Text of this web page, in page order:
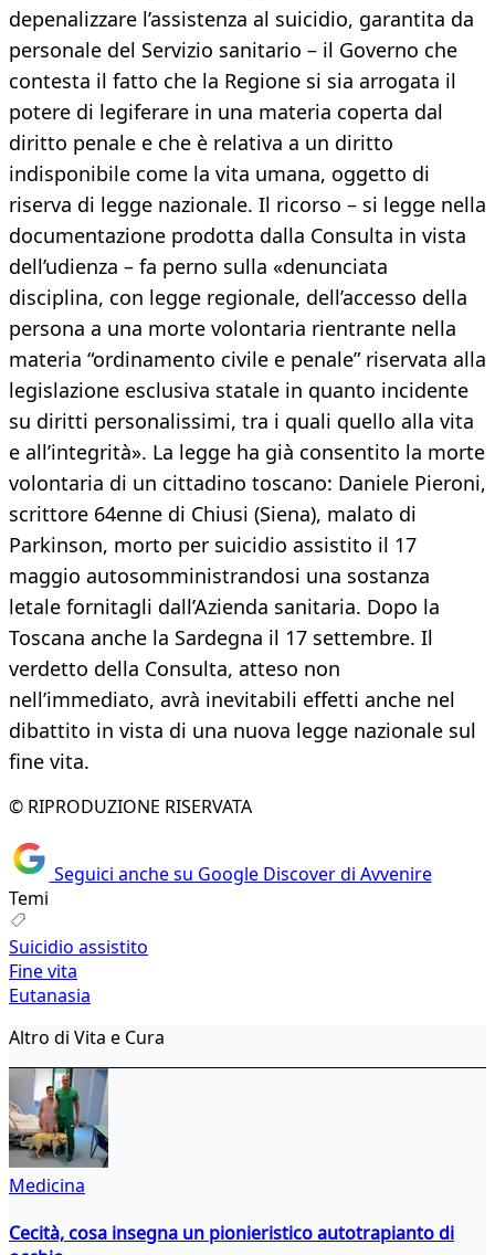
depenalizzare l’assistenza al suicidio, garantita da
personale del Servizio sanitario – il Governo che
contesta il fatto che la Regione si sia arrogata il
potere di legiferare in una materia coperta dal
diritto penale e che è relativa a un diritto
indisponibile come la vita umana, oggetto di
riserva di legge nazionale. Il ricorso – si legge nella
documentazione prodotta dalla Consulta in vista
dell’udienza – fa perno sulla «denunciata
disciplina, con legge regionale, dell’accesso della
persona a una morte volontaria rientrante nella
materia “ordinamento civile e penale” riservata alla
legislazione esclusiva statale in quanto incidente
su diritti personalissimi, tra i quali quello alla vita
e all’integrità». La legge ha già consentito la morte
volontaria di un cittadino toscano: Daniele Pieroni,
scrittore 64enne di Chiusi (Siena), malato di
Parkinson, morto per suicidio assistito il 17
maggio autosomministrandosi una sostanza
letale fornitagli dall’Azienda sanitaria. Dopo la
Toscana anche la Sardegna il 17 settembre. Il
verdetto della Consulta, atteso non
nell’immediato, avrà inevitabili effetti anche nel
dibattito in vista di una nuova legge nazionale sul
fine vita.
© RIPRODUZIONE RISERVATA
Seguici anche su Google Discover di Avvenire
Temi
Suicidio assistito
Fine vita
Eutanasia
Altro di Vita e Cura
Medicina
Cecità, cosa insegna un pionieristico autotrapianto di